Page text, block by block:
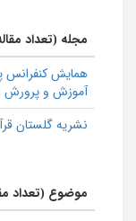
مجله (تعداد
همایش كنفرانس
آموزش و پرورش 1
نشریه گلستان
موضوع (تعداد